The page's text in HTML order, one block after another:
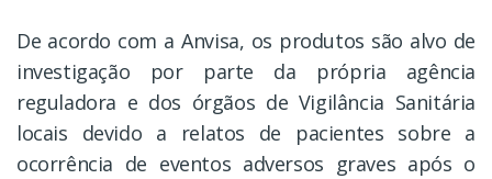
De acordo com a Anvisa, os produtos são alvo de
investigação por parte da própria agência
reguladora e dos órgãos de Vigilância Sanitária
locais devido a relatos de pacientes sobre a
ocorrência de eventos adversos graves após o